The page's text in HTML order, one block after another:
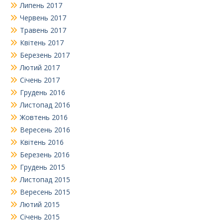
Липень 2017
Червень 2017
Травень 2017
Квітень 2017
Березень 2017
Лютий 2017
Січень 2017
Грудень 2016
Листопад 2016
Жовтень 2016
Вересень 2016
Квітень 2016
Березень 2016
Грудень 2015
Листопад 2015
Вересень 2015
Лютий 2015
Січень 2015